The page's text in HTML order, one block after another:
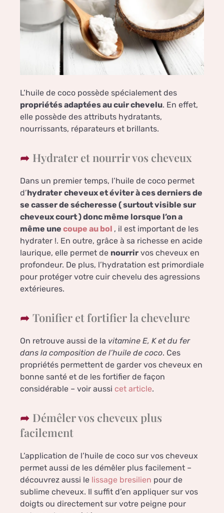
L’huile de coco possède spécialement des
propriétés adaptées au cuir chevelu. En effet,
elle possède des attributs hydratants,
nourrissants, réparateurs et brillants.
Hydrater et nourrir vos cheveux
Dans un premier temps, l’huile de coco permet
d’hydrater cheveux et éviter à ces derniers de
se casser de sécheresse ( surtout visible sur
cheveux court ) donc même lorsque l’on a
même une coupe au bol , il est important de les
hydrater !. En outre, grâce à sa richesse en acide
laurique, elle permet de nourrir vos cheveux en
profondeur. De plus, l’hydratation est primordiale
pour protéger votre cuir chevelu des agressions
extérieures.
Tonifier et fortifier la chevelure
On retrouve aussi de la vitamine E, K et du fer
dans la composition de l’huile de coco. Ces
propriétés permettent de garder vos cheveux en
bonne santé et de les fortifier de façon
considérable – voir aussi cet article.
Démêler vos cheveux plus
facilement
L’application de l’huile de coco sur vos cheveux
permet aussi de les démêler plus facilement –
découvrez aussi le lissage bresilien pour de
sublime cheveux. Il suffit d’en appliquer sur vos
doigts ou directement sur votre peigne pour